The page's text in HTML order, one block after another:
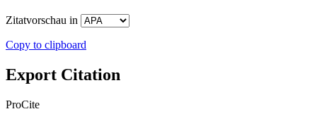
Zitatvorschau in
Copy to clipboard
Export Citation
ProCite